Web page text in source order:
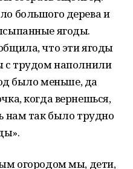
большого дерева и
ягоды.
что эти ягоды
с трудом наполнили
было меньше, да
когда вернешься,
нам так было трудно
огородом мы, дети,